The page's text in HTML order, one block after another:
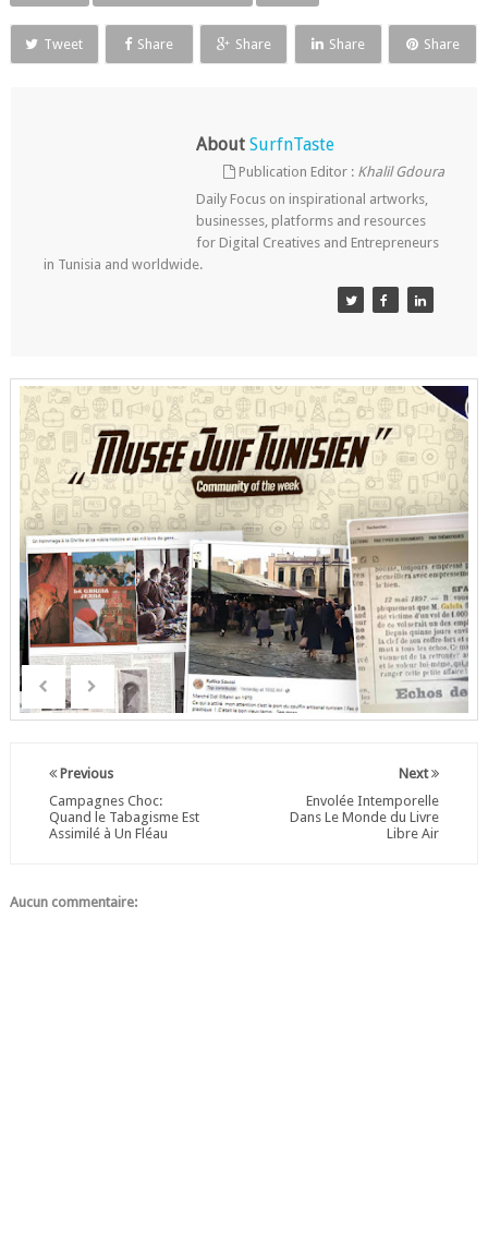
Tweet Share Share Share Share
About SurfnTaste
Publication Editor : Khalil Gdoura
Daily Focus on inspirational artworks,
businesses, platforms and resources
for Digital Creatives and Entrepreneurs
in Tunisia and worldwide.
Next
Envolée Intemporelle
Dans Le Monde du Livre
Libre Air
Previous
Campagnes Choc:
Quand le Tabagisme Est
Assimilé à Un Fléau
Aucun commentaire: